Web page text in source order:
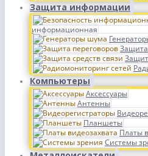
Защита информации
информационная
Защита
Компьютеры
Аксессуары
Антенны
Планшеты
Платы
Системы